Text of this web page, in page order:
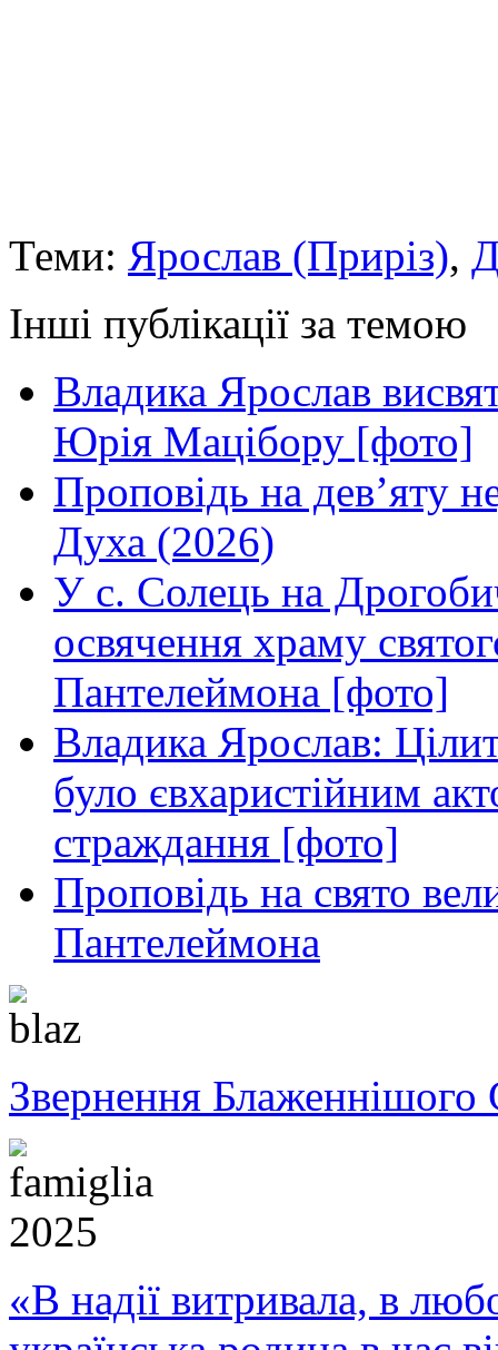
Теми: Ярослав (Приріз),
Інші публікації за темою
Владика Ярослав
Юрія Мацібору [фото]
Проповідь на дев’яту
Духа (2026)
У с. Солець на
освячення храму
Пантелеймона [фото]
Владика Ярослав:
було євхаристійним
страждання [фото]
Проповідь на свято
Пантелеймона
Звернення Блаженнішого
«В надії витривала, в